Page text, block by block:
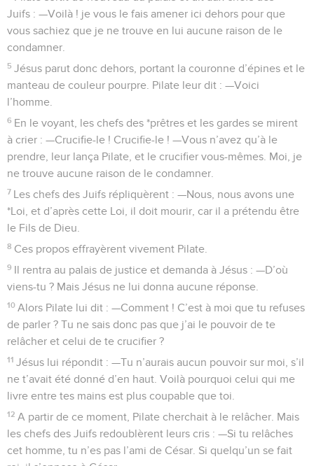
Juifs : —Voilà ! je vous le fais amener ici dehors pour que
vous sachiez que je ne trouve en lui aucune raison de le
condamner.
5 Jésus parut donc dehors, portant la couronne d’épines et le
manteau de couleur pourpre. Pilate leur dit : —Voici
l’homme.
6 En le voyant, les chefs des *prêtres et les gardes se mirent
à crier : —Crucifie-le ! Crucifie-le ! —Vous n’avez qu’à le
prendre, leur lança Pilate, et le crucifier vous-mêmes. Moi, je
ne trouve aucune raison de le condamner.
7 Les chefs des Juifs répliquèrent : —Nous, nous avons une
*Loi, et d’après cette Loi, il doit mourir, car il a prétendu être
le Fils de Dieu.
8 Ces propos effrayèrent vivement Pilate.
9 Il rentra au palais de justice et demanda à Jésus : —D’où
viens-tu ? Mais Jésus ne lui donna aucune réponse.
10 Alors Pilate lui dit : —Comment ! C’est à moi que tu refuses
de parler ? Tu ne sais donc pas que j’ai le pouvoir de te
relâcher et celui de te crucifier ?
11 Jésus lui répondit : —Tu n’aurais aucun pouvoir sur moi, s’il
ne t’avait été donné d’en haut. Voilà pourquoi celui qui me
livre entre tes mains est plus coupable que toi.
12 A partir de ce moment, Pilate cherchait à le relâcher. Mais
les chefs des Juifs redoublèrent leurs cris : —Si tu relâches
cet homme, tu n’es pas l’ami de César. Si quelqu’un se fait